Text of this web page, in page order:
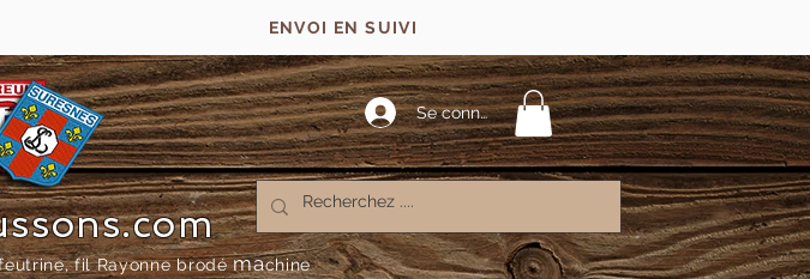
ENVOI EN SUIVI
Se connecter
fil Rayonne brodémachine